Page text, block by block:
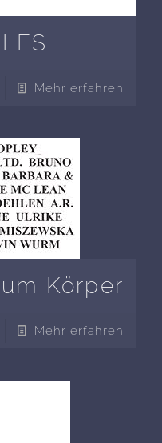
Mehr erfahren
Körper
Mehr erfahren